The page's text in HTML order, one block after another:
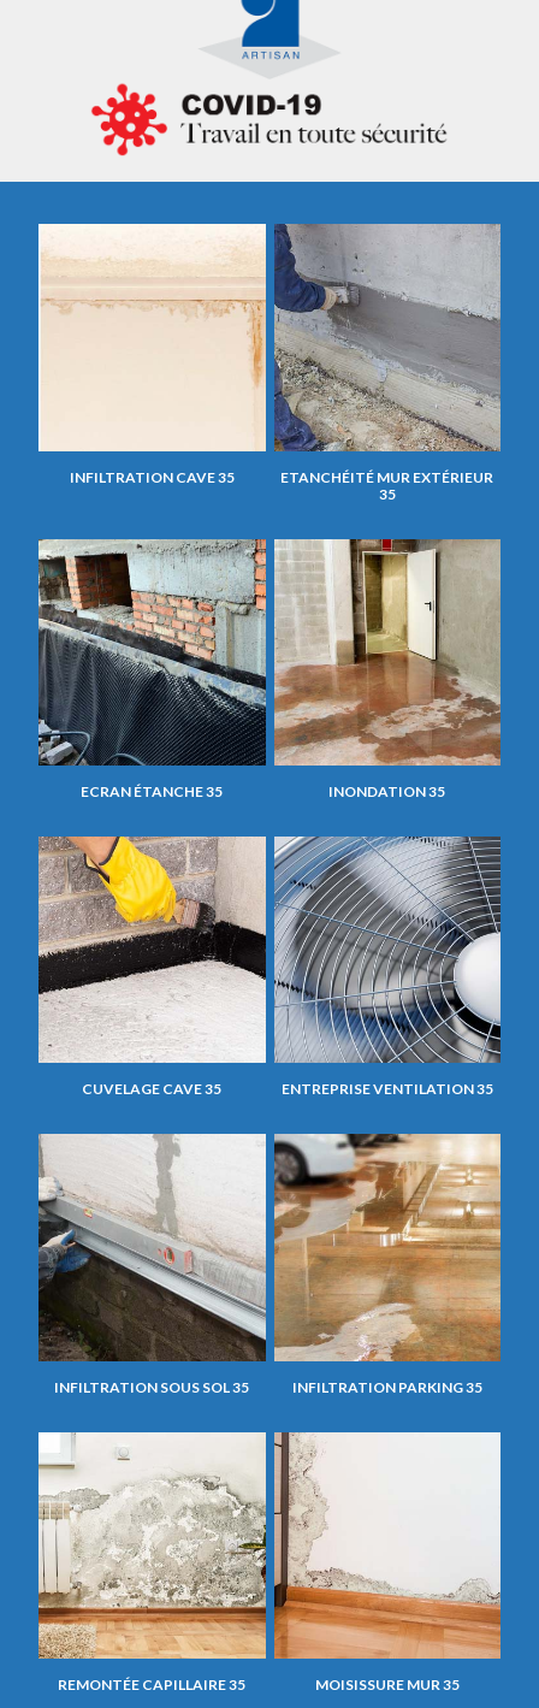
INFILTRATION CAVE 35
ETANCHÉITÉ MUR EXTÉRIEUR
35
ECRAN ÉTANCHE 35 INONDATION 35
CUVELAGE CAVE 35 ENTREPRISE VENTILATION 35
INFILTRATION SOUS SOL 35 INFILTRATION PARKING 35
REMONTÉE CAPILLAIRE 35 MOISISSURE MUR 35